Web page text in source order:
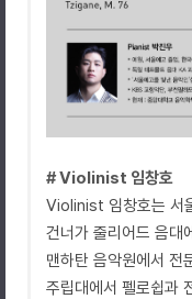
# Violinist 임창호
Violinist 임창호는 서
건너가 줄리어드 음대
맨하탄 음악원에서 전
주립대에서 펠로쉽과